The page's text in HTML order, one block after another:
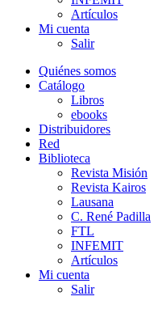
Artículos
Mi cuenta
Salir
Quiénes somos
Catálogo
Libros
ebooks
Distribuidores
Red
Biblioteca
Revista Misión
Revista Kairos
Lausana
C. René Padilla
FTL
INFEMIT
Artículos
Mi cuenta
Salir